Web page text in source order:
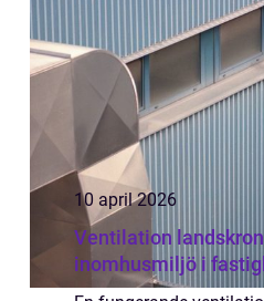
10 april 2026
Ventilation landskrona så skapas
inomhusmiljö i